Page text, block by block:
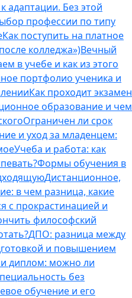
адаптации. Без этой
профессии по типу
Как поступить на платное
колледжа»)Вечный
в учебе и как из этого
портфолио ученика и
Как проходит экзамен
образование и чем
Ограничен ли срок
и уход за младенцем:
Учеба и работа: как
Формы обучения в
Дистанционное,
в чем разница, какие
с прокрастинацией и
философский
ДПО: разница между
и повышением
диплом: можно ли
без
обучение и его